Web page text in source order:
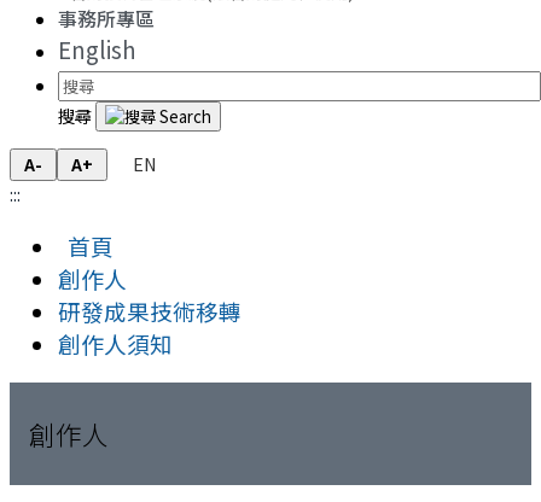
事務所專區
English
搜尋
A- A+
EN
:::
首頁
創作人
研發成果技術移轉
創作人須知
創作人